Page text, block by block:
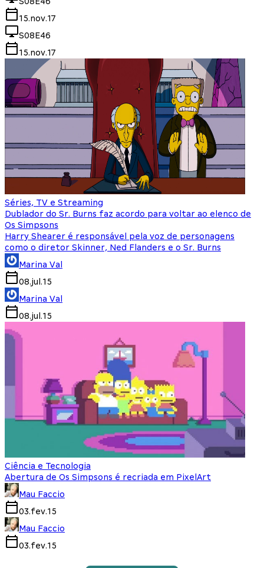
15.nov.17
S08E46
15.nov.17
Séries, TV e Streaming
Dublador do Sr. Burns faz acordo para voltar ao elenco de
Os Simpsons
Harry Shearer é responsável pela voz de personagens
como o diretor Skinner, Ned Flanders e o Sr. Burns
Marina Val
08.jul.15
Marina Val
08.jul.15
Ciência e Tecnologia
Abertura de Os Simpsons é recriada em PixelArt
Mau Faccio
03.fev.15
Mau Faccio
03.fev.15